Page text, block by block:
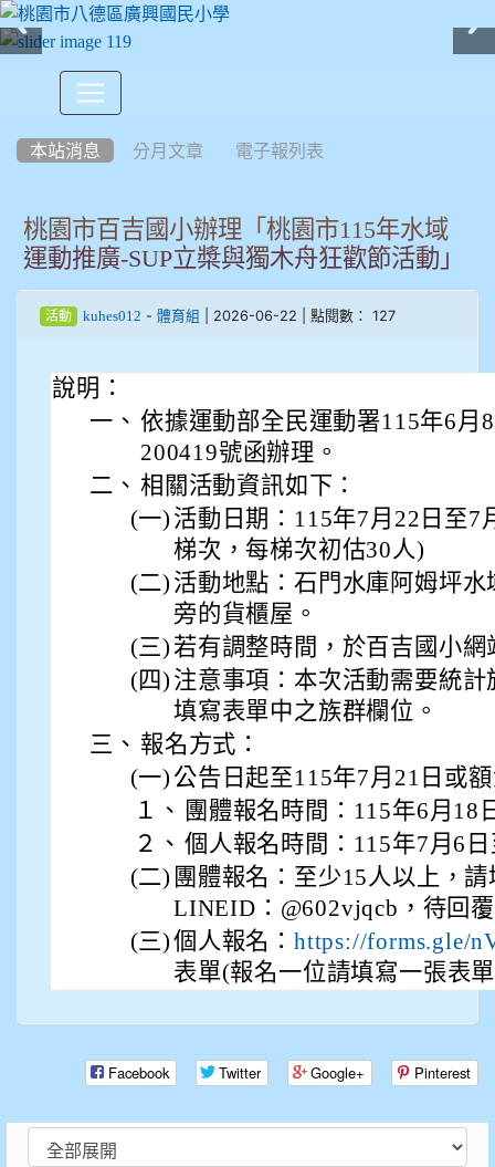
本站消息 分月文章 電子報列表
桃園市百吉國小辦理「桃園市115年水域
運動推廣-SUP立槳與獨木舟狂歡節活動」
活動 kuhes012 - 體育組 | 2026-06-22 | 點閱數： 127
說明：
一、 依據運動部全民運動署115年6月
200419號函辦理。
二、 相關活動資訊如下：
(一) 活動日期：115年7月22日至7
梯次，每梯次初估30人)
(二) 活動地點：石門水庫阿姆坪
旁的貨櫃屋。
(三) 若有調整時間，於百吉國小網
(四) 注意事項：本次活動需要統
填寫表單中之族群欄位。
三、 報名方式：
(一) 公告日起至115年7月21日或
１、 團體報名時間：115年6月18
２、 個人報名時間：115年7月6
(二) 團體報名：至少15人以上，
LINEID：@602vjqcb，待回
(三)個人報名： https://forms.gle/
表單(報名一位請填寫一張表
Facebook Twitter Google+ Pinterest